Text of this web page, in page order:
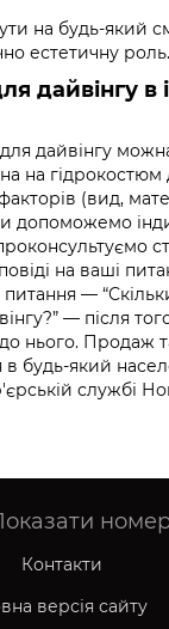
на будь-який
естетичну роль.
дайвінгу в
дайвінгу
на гідрокостюм
(вид,
допоможемо
на ваші
—
— після
нього. Продаж
в будь-який
службі
Контакти
версія сайту